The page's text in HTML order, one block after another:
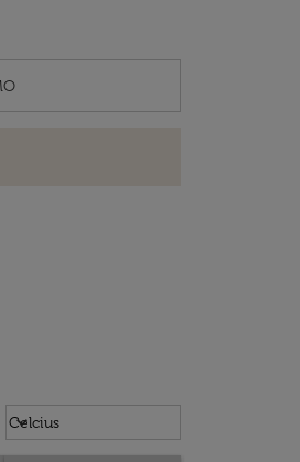
Weather unit option Celcius
Celcius
keyboard_arrow_down